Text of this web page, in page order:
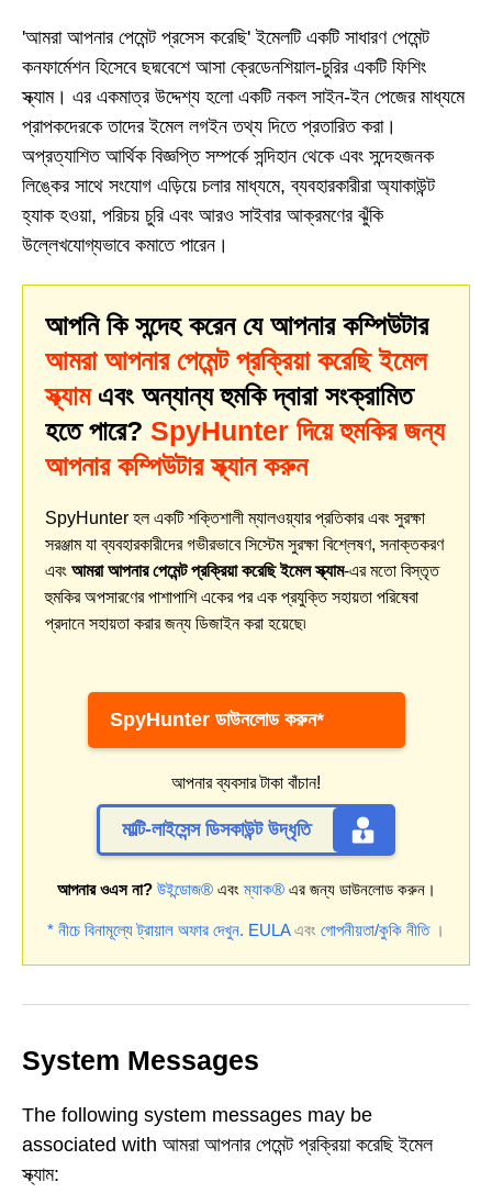
'আমরা আপনার পেমেন্ট প্রসেস করেছি' ইমেলটি একটি সাধারণ পেমেন্ট
কনফার্মেশন হিসেবে ছদ্মবেশে আসা ক্রেডেনশিয়াল-চুরির একটি ফিশিং
স্ক্যাম। এর একমাত্র উদ্দেশ্য হলো একটি নকল সাইন-ইন পেজের মাধ্যমে
প্রাপকদেরকে তাদের ইমেল লগইন তথ্য দিতে প্রতারিত করা।
অপ্রত্যাশিত আর্থিক বিজ্ঞপ্তি সম্পর্কে সন্দিহান থেকে এবং সন্দেহজনক
লিঙ্কের সাথে সংযোগ এড়িয়ে চলার মাধ্যমে, ব্যবহারকারীরা অ্যাকাউন্ট
হ্যাক হওয়া, পরিচয় চুরি এবং আরও সাইবার আক্রমণের ঝুঁকি
উল্লেখযোগ্যভাবে কমাতে পারেন।
আপনি কি সন্দেহ করেন যে আপনার কম্পিউটার
আমরা আপনার পেমেন্ট প্রক্রিয়া করেছি ইমেল
স্ক্যামএবং অন্যান্য হুমকি দ্বারা সংক্রামিত
হতে পারে? SpyHunter দিয়ে হুমকির জন্য
আপনার কম্পিউটার স্ক্যান করুন
SpyHunter হল একটি শক্তিশালী ম্যালওয়্যার প্রতিকার এবং সুরক্ষা
সরঞ্জাম যা ব্যবহারকারীদের গভীরভাবে সিস্টেম সুরক্ষা বিশ্লেষণ, সনাক্তকরণ
এবং আমরা আপনার পেমেন্ট প্রক্রিয়া করেছি ইমেল স্ক্যাম-এর মতো বিস্তৃত
হুমকির অপসারণের পাশাপাশি একের পর এক প্রযুক্তি সহায়তা পরিষেবা
প্রদানে সহায়তা করার জন্য ডিজাইন করা হয়েছে৷
SpyHunter ডাউনলোড করুন*
আপনার ব্যবসার টাকা বাঁচান!
মাল্টি-লাইসেন্স ডিসকাউন্ট উদ্ধৃতি
আপনার ওএস না? উইন্ডোজ®এবংম্যাক®এর জন্য ডাউনলোড করুন।
* নীচে বিনামূল্যে ট্রায়াল অফার দেখুন. EULAএবং গোপনীয়তা/কুকি নীতি।
System Messages
The following system messages may be
associated with আমরা আপনার পেমেন্ট প্রক্রিয়া করেছি ইমেল
স্ক্যাম: